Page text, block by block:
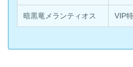
暗黒竜メランティオス VIP